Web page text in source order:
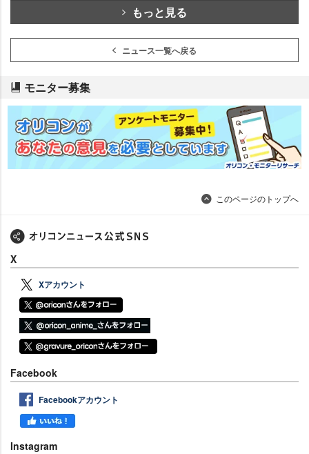
もっと見る
ニュース一覧へ戻る
モニター募集
このページのトップへ
X
Xアカウント
Facebook
Facebookアカウント
Instagram